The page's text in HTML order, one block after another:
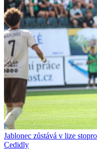
Jablonec zůstává v lize
Cedidly